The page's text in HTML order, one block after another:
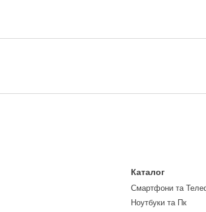
Каталог
Смартфони та
Ноутбуки та Пк